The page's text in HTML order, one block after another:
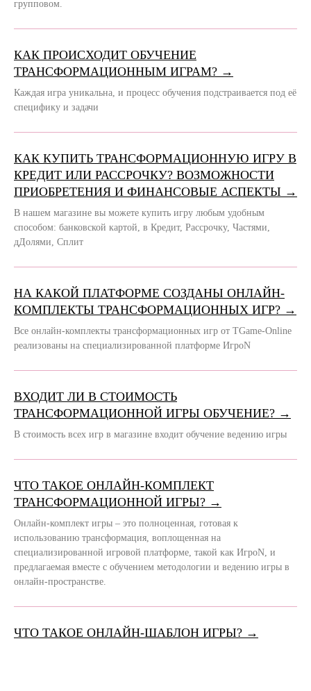
групповом.
КАК ПРОИСХОДИТ ОБУЧЕНИЕ
ТРАНСФОРМАЦИОННЫМ ИГРАМ? →
Каждая игра уникальна, и процесс обучения подстраивается под её
специфику и задачи
КАК КУПИТЬ ТРАНСФОРМАЦИОННУЮ ИГРУ В
КРЕДИТ ИЛИ РАССРОЧКУ? ВОЗМОЖНОСТИ
ПРИОБРЕТЕНИЯ И ФИНАНСОВЫЕ АСПЕКТЫ →
В нашем магазине вы можете купить игру любым удобным
способом: банковской картой, в Кредит, Рассрочку, Частями,
дДолями, Сплит
НА КАКОЙ ПЛАТФОРМЕ СОЗДАНЫ ОНЛАЙН-
КОМПЛЕКТЫ ТРАНСФОРМАЦИОННЫХ ИГР? →
Все онлайн-комплекты трансформационных игр от TGame-Online
реализованы на специализированной платформе ИгроN
ВХОДИТ ЛИ В СТОИМОСТЬ
ТРАНСФОРМАЦИОННОЙ ИГРЫ ОБУЧЕНИЕ? →
В стоимость всех игр в магазине входит обучение ведению игры
ЧТО ТАКОЕ ОНЛАЙН-КОМПЛЕКТ
ТРАНСФОРМАЦИОННОЙ ИГРЫ? →
Онлайн-комплект игры – это полноценная, готовая к
использованию трансформация, воплощенная на
специализированной игровой платформе, такой как ИгроN, и
предлагаемая вместе с обучением методологии и ведению игры в
онлайн-пространстве.
ЧТО ТАКОЕ ОНЛАЙН-ШАБЛОН ИГРЫ? →